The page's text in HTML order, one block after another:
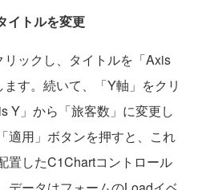
イトルを変更
ックし、タイトルを「Axis
す。続いて、「Y軸」をクリ
Y」から「旅客数」に変更し
適用」ボタンを押すと、これ
置したC1Chartコントロール